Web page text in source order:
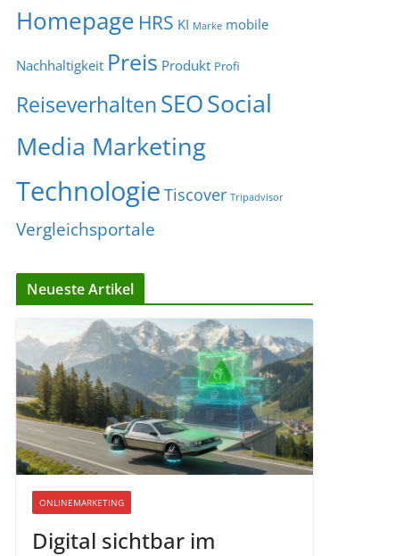
Homepage HRS KI Marke mobile
Nachhaltigkeit Preis Produkt Profi
ReiseverhaltenSEOSocial
Media Marketing
Technologie Tiscover Tripadvisor
Vergleichsportale
Neueste Artikel
ONLINEMARKETING
Digital sichtbar im